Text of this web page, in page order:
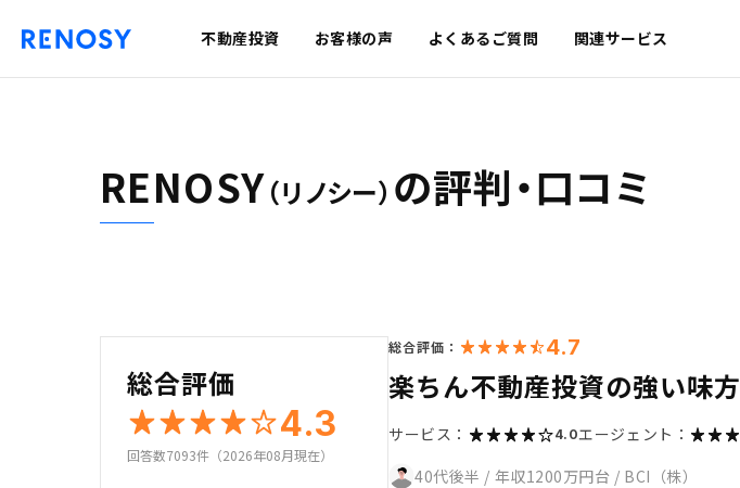
不動産投資 お客様の声 よくあるご質問 関連サービス
RENOSY（リノシー） の評判・口コミ
総合評価
4.3
回答数7093件（2026年08月現在）
総合評価： 4.7
楽ちん不動産投資の強い味方
サービス： 4.0エージェント：
40代後半 / 年収1200万円台 / BCI（株）